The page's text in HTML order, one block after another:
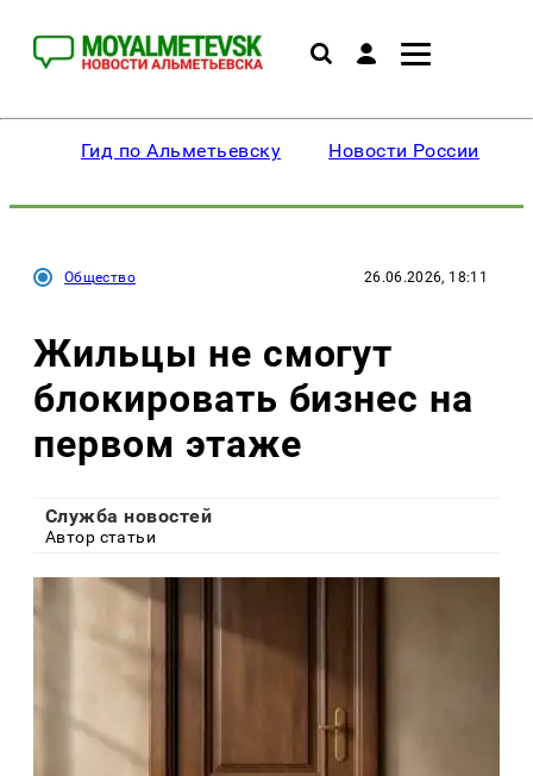
Гид по Альметьевску Новости России
Общество 26.06.2026, 18:11
Жильцы не смогут
блокировать бизнес на
первом этаже
Служба новостей
Автор статьи